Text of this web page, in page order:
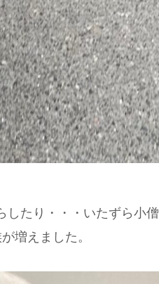
したり・・・いたずら小僧
増えました。